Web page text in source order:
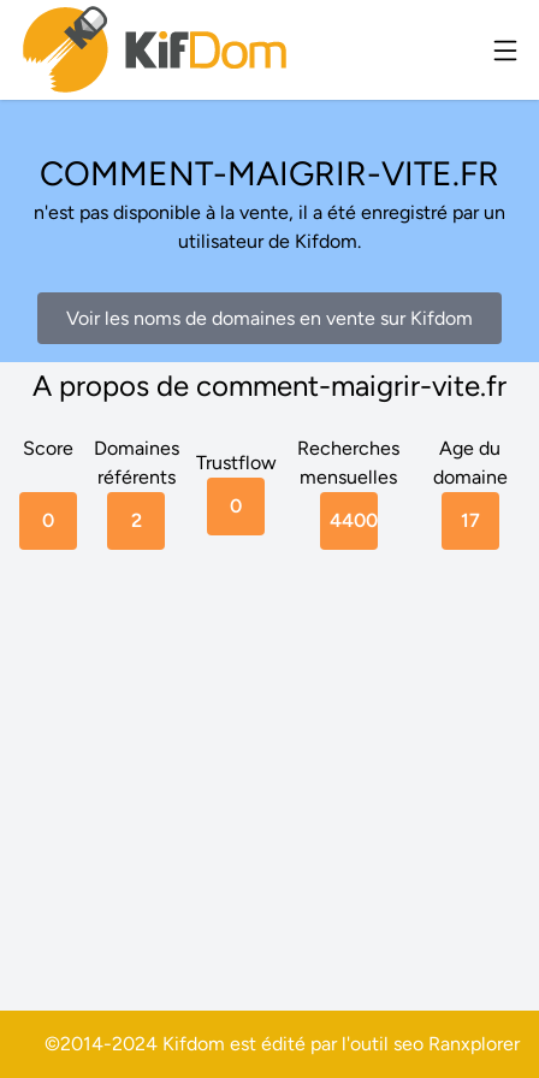
COMMENT-MAIGRIR-VITE.FR
n'est pas disponible à la vente, il a été enregistré par un
utilisateur de Kifdom.
Voir les noms de domaines en vente sur Kifdom
A propos de comment-maigrir-vite.fr
Score
0
Domaines
référents
2
Trustflow
0
Recherches
mensuelles
4400
Age du
domaine
17
©2014-2024 Kifdom est édité par l'outil seo Ranxplorer